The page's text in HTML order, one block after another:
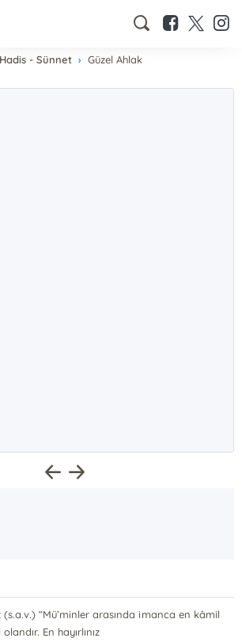
Hadis - Sünnet Güzel Ahlak
“Mü’minler arasında imanca en kâmil
En hayırlınız